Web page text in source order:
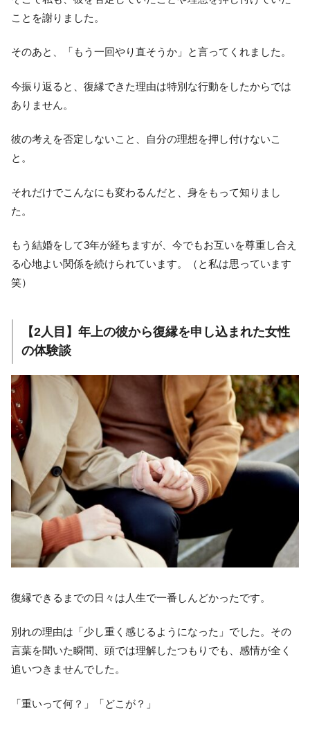
ことを謝りました。
そのあと、「もう一回やり直そうか」と言ってくれました。
今振り返ると、復縁できた理由は特別な行動をしたからでは
ありません。
彼の考えを否定しないこと、自分の理想を押し付けないこ
と。
それだけでこんなにも変わるんだと、身をもって知りまし
た。
もう結婚をして3年が経ちますが、今でもお互いを尊重し合え
る心地よい関係を続けられています。（と私は思っています
笑）
【2人目】年上の彼から復縁を申し込まれた女性
の体験談
復縁できるまでの日々は人生で一番しんどかったです。
別れの理由は「少し重く感じるようになった」でした。その
言葉を聞いた瞬間、頭では理解したつもりでも、感情が全く
追いつきませんでした。
「重いって何？」「どこが？」